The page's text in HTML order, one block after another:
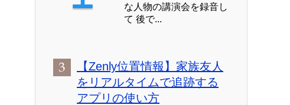
な人物の講演会を録音し
て 後で...
【Zenly位置情報】家族友人
をリアルタイムで追跡する
アプリの使い方